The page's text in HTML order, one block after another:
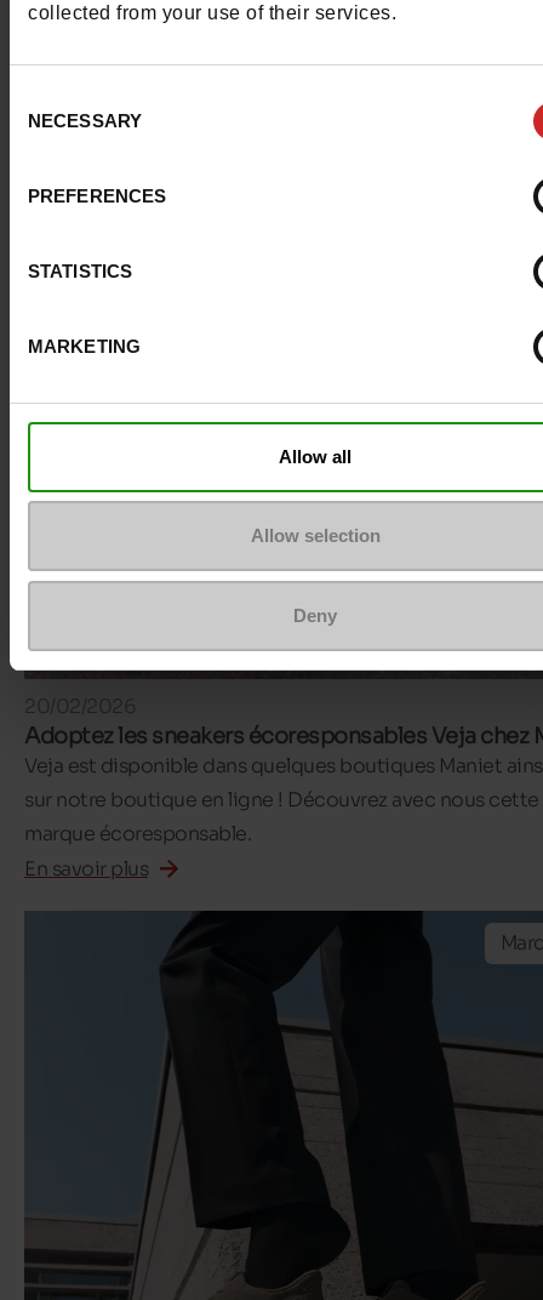
collected from your use of their services.
Selection
NECESSARY
PREFERENCES
STATISTICS
MARKETING
Allow all
Allow selection
Deny
Articles connexes
20/02/2026
Adoptez les sneakers écoresponsables Veja chez
Veja est disponible dans quelques boutiques Maniet
sur notre boutique en ligne ! Découvrez avec nous cette
marque écoresponsable.
En savoir plus